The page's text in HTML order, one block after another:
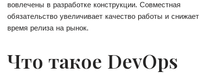
вовлечены в разработке конструкции. Совместная
обязательство увеличивает качество работы и снижает
время релиза на рынок.
Что такое DevOps